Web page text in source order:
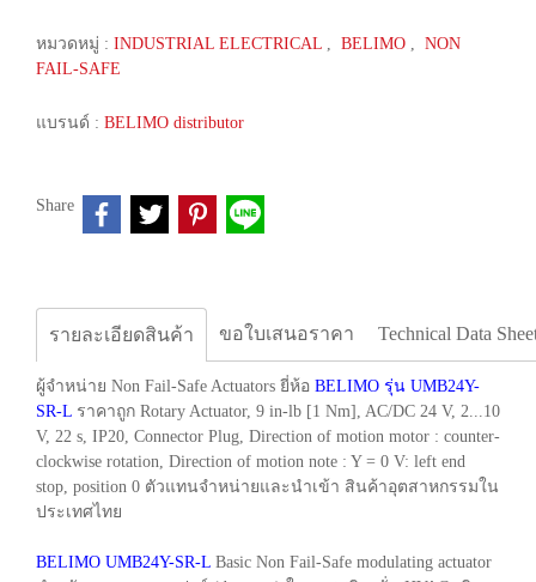
หมวดหมู่ : INDUSTRIAL ELECTRICAL , BELIMO , NON
FAIL-SAFE
แบรนด์ : BELIMO distributor
Share
รายละเอียดสินค้า ขอใบเสนอราคา Technical Data
ผู้จำหน่าย Non Fail-Safe Actuators ยี่ห้อ BELIMO รุ่น UMB24Y-
SR-L ราคาถูก Rotary Actuator, 9 in-lb [1 Nm], AC/DC 24 V, 2...10
V, 22 s, IP20, Connector Plug, Direction of motion motor : counter-
clockwise rotation, Direction of motion note : Y = 0 V: left end
stop, position 0 ตัวแทนจำหน่ายและนำเข้า สินค้าอุตสาหกรรมใน
ประเทศไทย
BELIMO UMB24Y-SR-L Basic Non Fail-Safe modulating actuator